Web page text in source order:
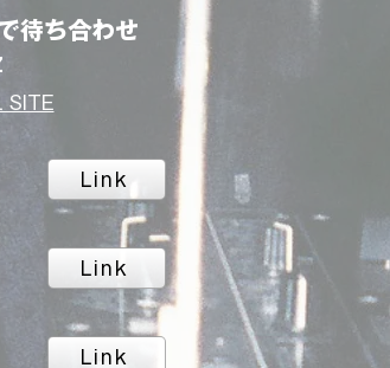
待ち合わせ
SITE
Link
Link
Link